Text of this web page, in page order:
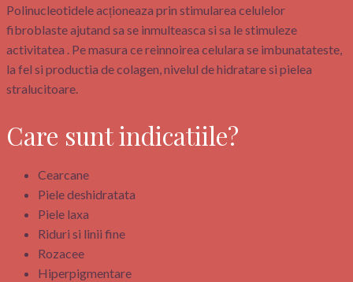
Polinucleotidele acționeaza prin stimularea celulelor
fibroblaste ajutand sa se inmulteasca si sa le stimuleze
activitatea . Pe masura ce reinnoirea celulara se imbunatateste,
la fel si productia de colagen, nivelul de hidratare si pielea
stralucitoare.
Care sunt indicatiile?
Cearcane
Piele deshidratata
Piele laxa
Riduri si linii fine
Rozacee
Hiperpigmentare